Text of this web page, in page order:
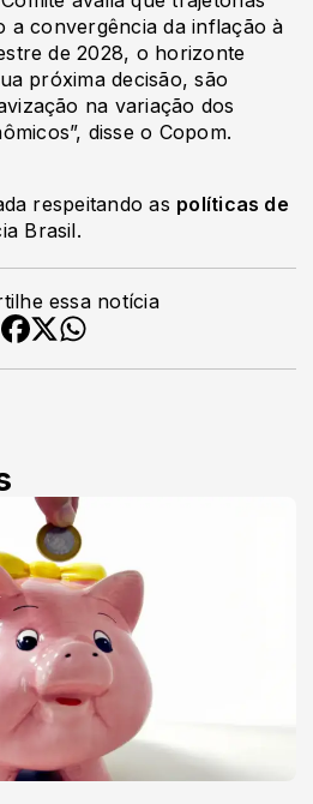
a convergência da inflação à
de 2028, o horizonte
próxima decisão, são
na variação dos
disse o Copom.
respeitando as políticas de
Brasil.
essa notícia